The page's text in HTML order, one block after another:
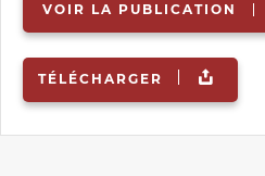
VOIR LA PUBLICATION
TÉLÉCHARGER